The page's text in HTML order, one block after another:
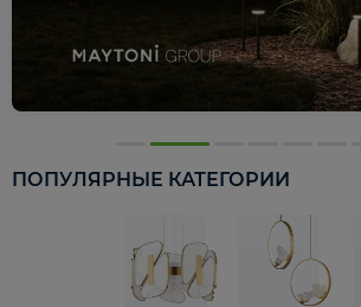
ПОПУЛЯРНЫЕ КАТЕГОРИИ